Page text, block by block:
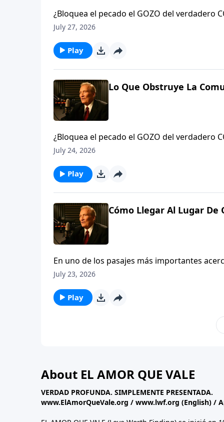
¿Bloquea el pecado el GOZO del verdadero COMPAÑERISMO? Siempre. Aprenda acerca de la #convicción,
la #limpieza y la #conquista del pecado que
July 27, 2026
Play
Lo Que Obstruye La
¿Bloquea el pecado el GOZO del verdadero COMPAÑERISMO? Siempre. Aprenda acerca de la #convicción,
la #limpieza y la #conquista del pecado que
July 24, 2026
Play
Cómo Llegar Al Lugar De
En uno de los pasajes más importantes
demuestra que no es sólo lo que oramos,
July 23, 2026
Play
About EL AMOR QUE VALE
VERDAD PROFUNDA. SIMPLEMENTE PRESENTADA.
www.ElAmorQueVale.org / www.lwf.org (English) /